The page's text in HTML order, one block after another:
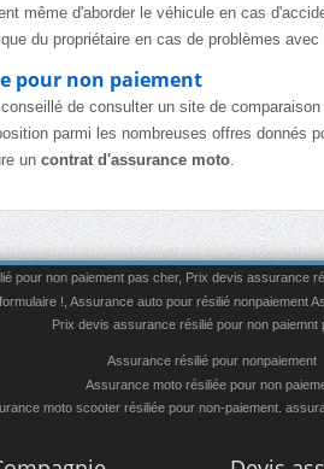
même d'aborder le véhicule en cas
du propriétaire en cas de problèmes
pour non paiement
de consulter un site de comparaison
parmi les nombreuses offres donnés
un contrat d'assurance moto.
pour non paiement pas cher, Prix devis assurance
! Assurance auto pour résilié nonpaiement
Prix devis assurance résilié pour non paiemnt
Assurance résilié pour nonpaiement
Assurance moto résiliée pour non
moto scooter résiliée pour non-paiement.